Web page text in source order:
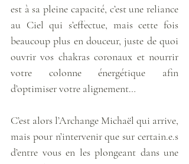
est à sa pleine capacité, c’est une reliance
au Ciel qui s’effectue, mais cette fois
beaucoup plus en douceur, juste de quoi
ouvrir vos chakras coronaux et nourrir
votre colonne énergétique afin
d’optimiser votre alignement…
C’est alors l’Archange Michaël qui arrive,
mais pour n’intervenir que sur certain.e.s
d’entre vous en les plongeant dans une